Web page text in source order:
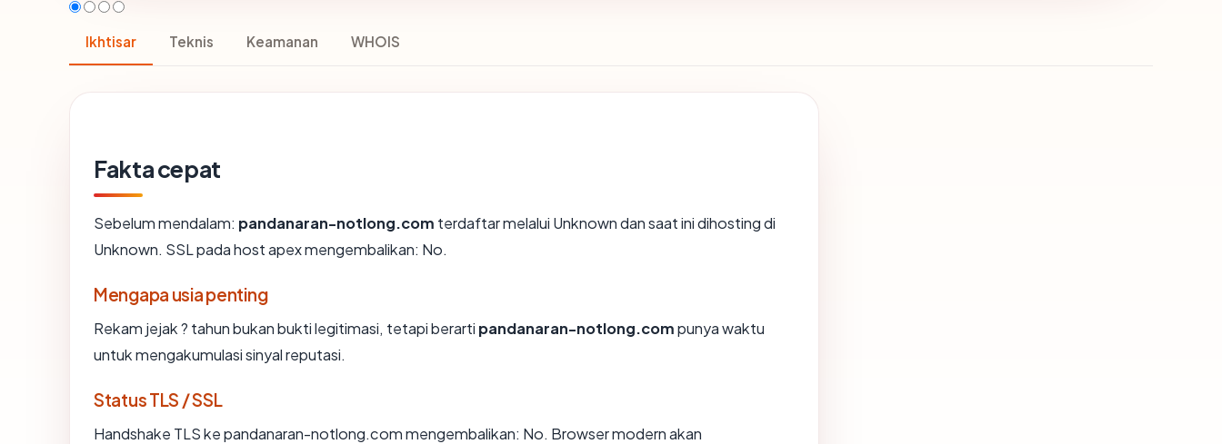
Ikhtisar Teknis Keamanan WHOIS
Fakta cepat
Sebelum mendalam: pandanaran-notlong.com terdaftar melalui Unknown dan saat ini dihosting di
Unknown. SSL pada host apex mengembalikan: No.
Mengapa usia penting
Rekam jejak ? tahun bukan bukti legitimasi, tetapi berarti pandanaran-notlong.compunya waktu
untuk mengakumulasi sinyal reputasi.
Status TLS / SSL
Handshake TLS ke pandanaran-notlong.com mengembalikan: No. Browser modern akan